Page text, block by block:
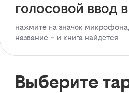
голосовой ввод
нажмите на значок
название – и книга найдется
Выберите